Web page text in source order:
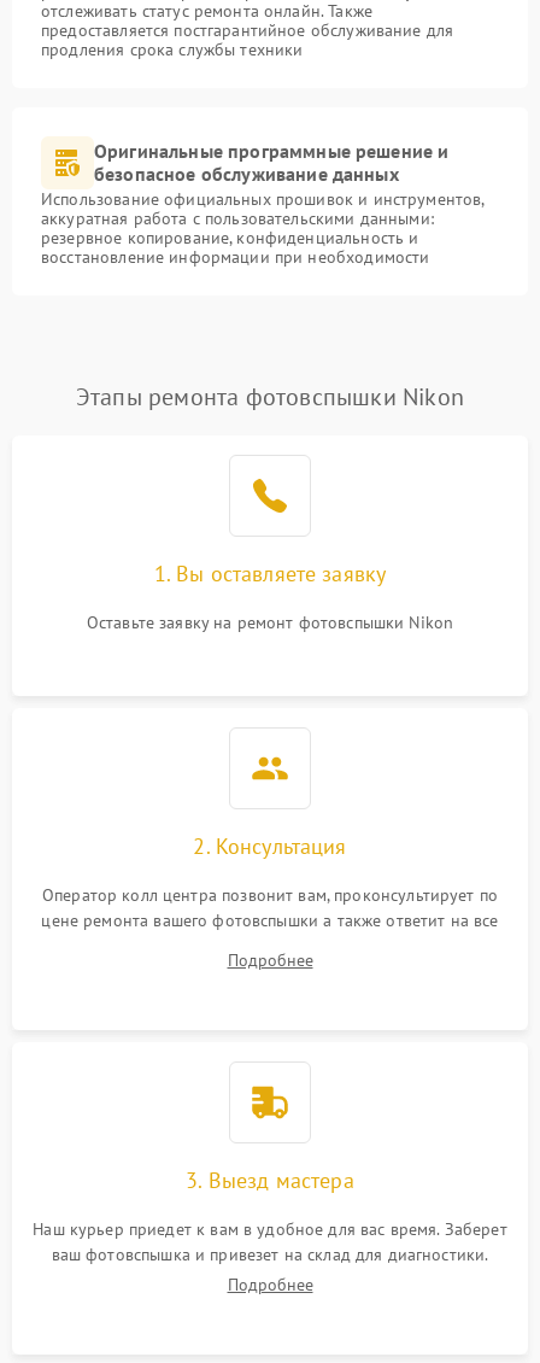
отслеживать статус ремонта онлайн. Также
предоставляется постгарантийное обслуживание для
продления срока службы техники
Оригинальные программные решение и
безопасное обслуживание данных
Использование официальных прошивок и инструментов,
аккуратная работа с пользовательскими данными:
резервное копирование, конфиденциальность и
восстановление информации при необходимости
Этапы ремонта фотовспышки Nikon
1. Вы оставляете заявку
Оставьте заявку на ремонт фотовспышки Nikon
2. Консультация
Оператор колл центра позвонит вам, проконсультирует по
цене ремонта вашего фотовспышки а также ответит на все
Подробнее
3. Выезд мастера
Наш курьер приедет к вам в удобное для вас время. Заберет
ваш фотовспышка и привезет на склад для диагностики.
Подробнее